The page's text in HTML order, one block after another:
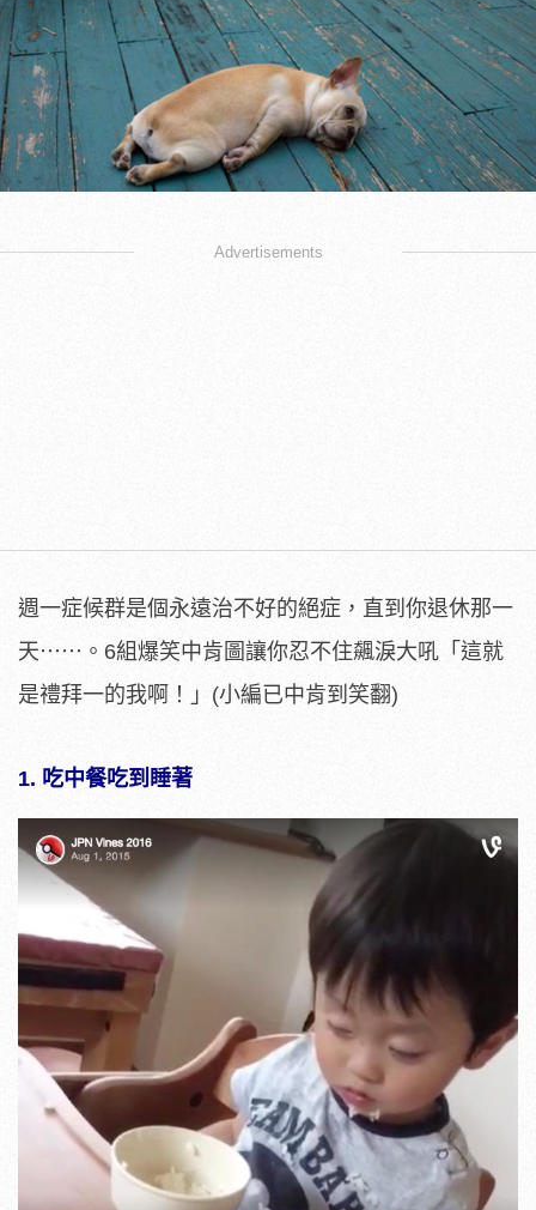
Advertisements
週一症候群是個永遠治不好的絕症，直到你退休那一
天⋯⋯。6組爆笑中肯圖讓你忍不住飆淚大吼「這就
是禮拜一的我啊！」(小編已中肯到笑翻)
1. 吃中餐吃到睡著